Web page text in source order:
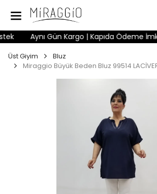
Aynı Gün Kargo | Kapıda Ödeme
Üst Giyim
Bluz
Miraggio Büyük Beden Bluz 99514